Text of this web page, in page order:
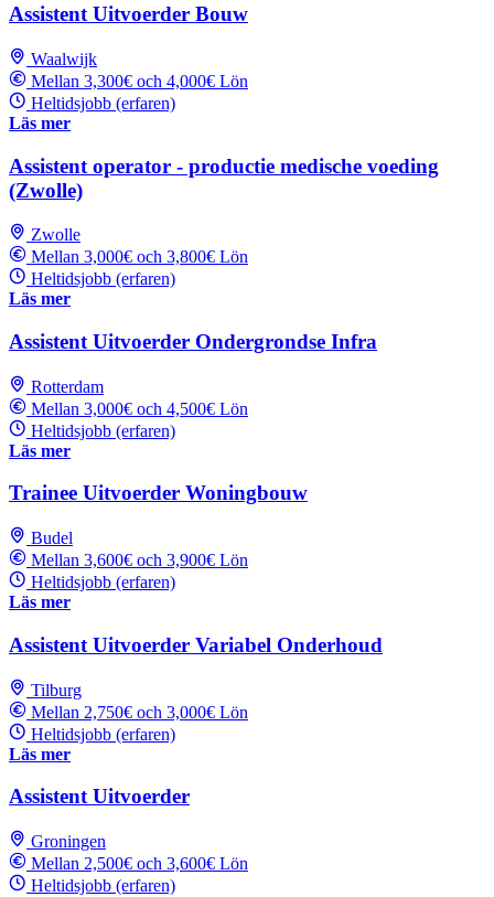
Assistent Uitvoerder Bouw
Waalwijk
Mellan 3,300€ och 4,000€ Lön
Heltidsjobb (erfaren)
Läs mer
Assistent operator - productie medische voeding
(Zwolle)
Zwolle
Mellan 3,000€ och 3,800€ Lön
Heltidsjobb (erfaren)
Läs mer
Assistent Uitvoerder Ondergrondse Infra
Rotterdam
Mellan 3,000€ och 4,500€ Lön
Heltidsjobb (erfaren)
Läs mer
Trainee Uitvoerder Woningbouw
Budel
Mellan 3,600€ och 3,900€ Lön
Heltidsjobb (erfaren)
Läs mer
Assistent Uitvoerder Variabel Onderhoud
Tilburg
Mellan 2,750€ och 3,000€ Lön
Heltidsjobb (erfaren)
Läs mer
Assistent Uitvoerder
Groningen
Mellan 2,500€ och 3,600€ Lön
Heltidsjobb (erfaren)